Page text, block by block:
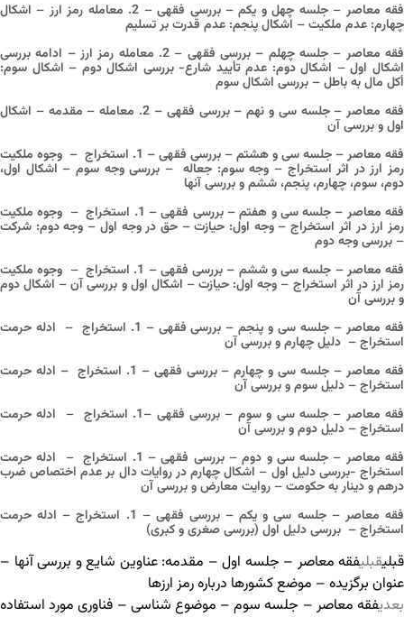
فقه معاصر – جلسه چهل و یکم – بررسی فقهی – 2. معامله رمز ارز – اشکال
چهارم: عدم ملکیت – اشکال پنجم: عدم قدرت بر تسلیم
فقه معاصر – جلسه چهلم – بررسی فقهی – 2. معامله رمز ارز – ادامه بررسی
اشکال اول – اشکال دوم: عدم تأیید شارع- بررسی اشکال دوم – اشکال سوم:
أکل مال به باطل – بررسی اشکال سوم
فقه معاصر – جلسه سی و نهم – بررسی فقهی – 2. معامله – مقدمه – اشکال
اول و بررسی آن
فقه معاصر – جلسه سی و هشتم – بررسی فقهی – 1. استخراج – وجوه ملکیت
رمز ارز در اثر استخراج – وجه سوم: جعاله – بررسی وجه سوم – اشکال اول،
دوم، سوم، چهارم، پنجم، ششم و بررسی آنها
فقه معاصر – جلسه سی و هفتم – بررسی فقهی – 1. استخراج – وجوه ملکیت
رمز ارز در اثر استخراج – وجه اول: حیازت – حق در وجه اول – وجه دوم: شرکت
– بررسی وجه دوم
فقه معاصر – جلسه سی و ششم – بررسی فقهی – 1. استخراج – وجوه ملکیت
رمز ارز در اثر استخراج – وجه اول: حیازت – اشکال اول و بررسی آن – اشکال دوم
و بررسی آن
فقه معاصر – جلسه سی و پنجم – بررسی فقهی – 1. استخراج – ادله حرمت
استخراج – دلیل چهارم و بررسی آن
فقه معاصر – جلسه سی و چهارم – بررسی فقهی – 1. استخراج – ادله حرمت
استخراج – دلیل سوم و بررسی آن
فقه معاصر – جلسه سی و سوم – بررسی فقهی –1. استخراج – ادله حرمت
استخراج – دلیل دوم و بررسی آن
فقه معاصر – جلسه سی و دوم – بررسی فقهی – 1. استخراج – ادله حرمت
استخراج -بررسی دلیل اول – اشکال چهارم در روایات دال بر عدم اختصاص ضرب
درهم و دینار به حکومت – روایت معارض و بررسی آن
فقه معاصر – جلسه سی و یکم – بررسی فقهی – 1. استخراج – ادله حرمت
استخراج – بررسی دلیل اول (بررسی صغری و کبری)
قبلیقبلیفقه معاصر – جلسه اول – مقدمه: عناوین شایع و بررسی آنها –
عنوان برگزیده – موضع کشورها درباره رمز ارزها
بعدیفقه معاصر – جلسه سوم – موضوع شناسی – فناوری مورد استفاده